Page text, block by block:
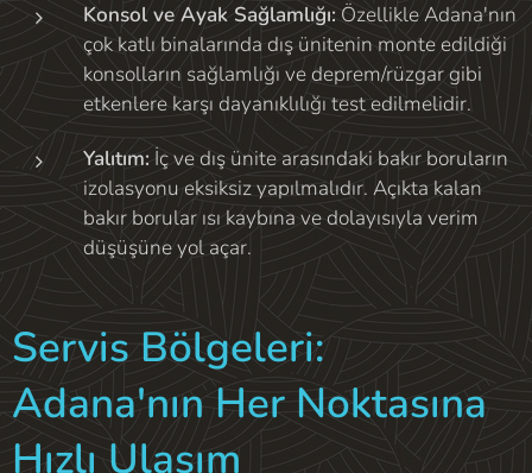
Konsol ve Ayak Sağlamlığı: Özellikle Adana'nın
çok katlı binalarında dış ünitenin monte edildiği
konsolların sağlamlığı ve deprem/rüzgar gibi
etkenlere karşı dayanıklılığı test edilmelidir.
Yalıtım: İç ve dış ünite arasındaki bakır boruların
izolasyonu eksiksiz yapılmalıdır. Açıkta kalan
bakır borular ısı kaybına ve dolayısıyla verim
düşüşüne yol açar.
Servis Bölgeleri:
Adana'nın Her Noktasına
Hızlı Ulaşım